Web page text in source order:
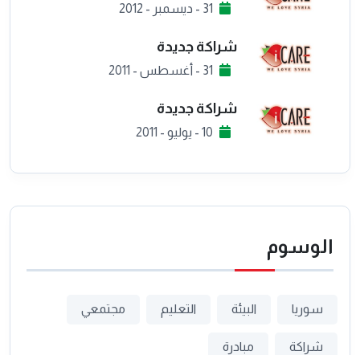
31 - ديسمبر - 2012
شراكة جديدة
31 - أغسطس - 2011
شراكة جديدة
10 - يوليو - 2011
الوسوم
سوريا البيئة التعليم مجتمعي
شراكة مبادرة